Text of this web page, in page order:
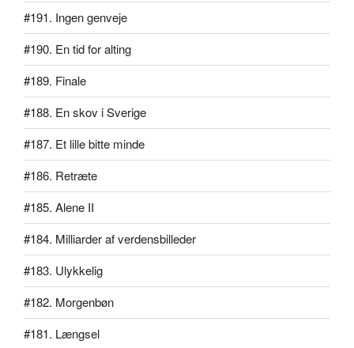
#191. Ingen genveje
#190. En tid for alting
#189. Finale
#188. En skov i Sverige
#187. Et lille bitte minde
#186. Retræte
#185. Alene II
#184. Milliarder af verdensbilleder
#183. Ulykkelig
#182. Morgenbøn
#181. Længsel